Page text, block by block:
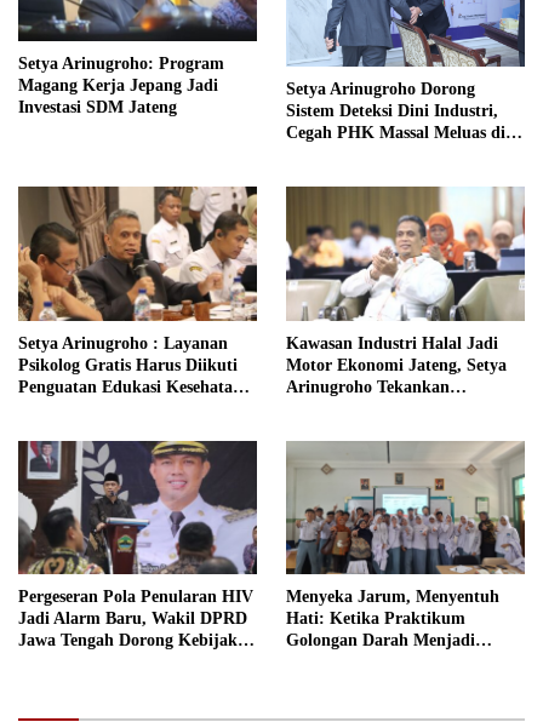
Setya Arinugroho: Program
Magang Kerja Jepang Jadi
Investasi SDM Jateng
Setya Arinugroho Dorong
Sistem Deteksi Dini Industri,
Cegah PHK Massal Meluas di
Setya Arinugroho : Layanan
Psikolog Gratis Harus Diikuti
Penguatan Edukasi Kesehatan
Kawasan Industri Halal Jadi
Motor Ekonomi Jateng, Setya
Arinugroho Tekankan
Pergeseran Pola Penularan HIV
Jadi Alarm Baru, Wakil DPRD
Jawa Tengah Dorong Kebijakan
Menyeka Jarum, Menyentuh
Hati: Ketika Praktikum
Golongan Darah Menjadi